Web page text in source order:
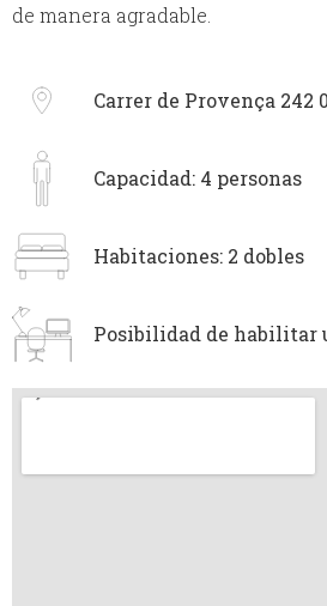
de manera agradable.
Carrer de Provença 242
Capacidad: 4 personas
Habitaciones: 2 dobles
Posibilidad de habilitar